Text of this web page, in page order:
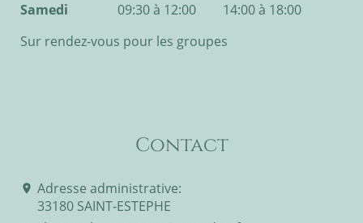
Samedi
09:30 à 12:00
14:00 à 18:00
Sur rendez-vous pour les groupes
Contact
place Adresse administrative:
33180 SAINT-ESTEPHE